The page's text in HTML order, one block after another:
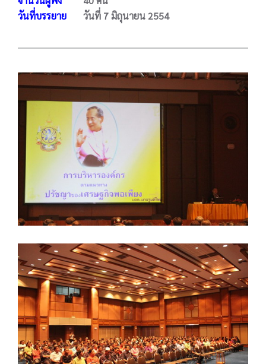
วันที่บรรยาย วันที่ 7 มิถุนายน 2554